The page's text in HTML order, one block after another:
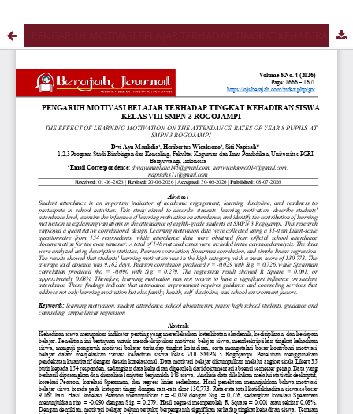
PENGARUH MOTIVASI BELAJAR TERHADAP TINGKAT KEHADIRAN SISWA KELAS VIII SMPN 3 ROGOJAMPI